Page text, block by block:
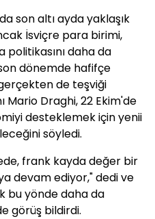
son altı ayda yaklaşık
İsviçre para birimi,
politikasını daha da
dönemde hafifçe
de teşviği
Mario Draghi, 22 Ekim'de
desteklemek için yenii
söyledi.
frank kayda değer bir
devam ediyor," dedi ve
bu yönde daha da
görüş bildirdi.